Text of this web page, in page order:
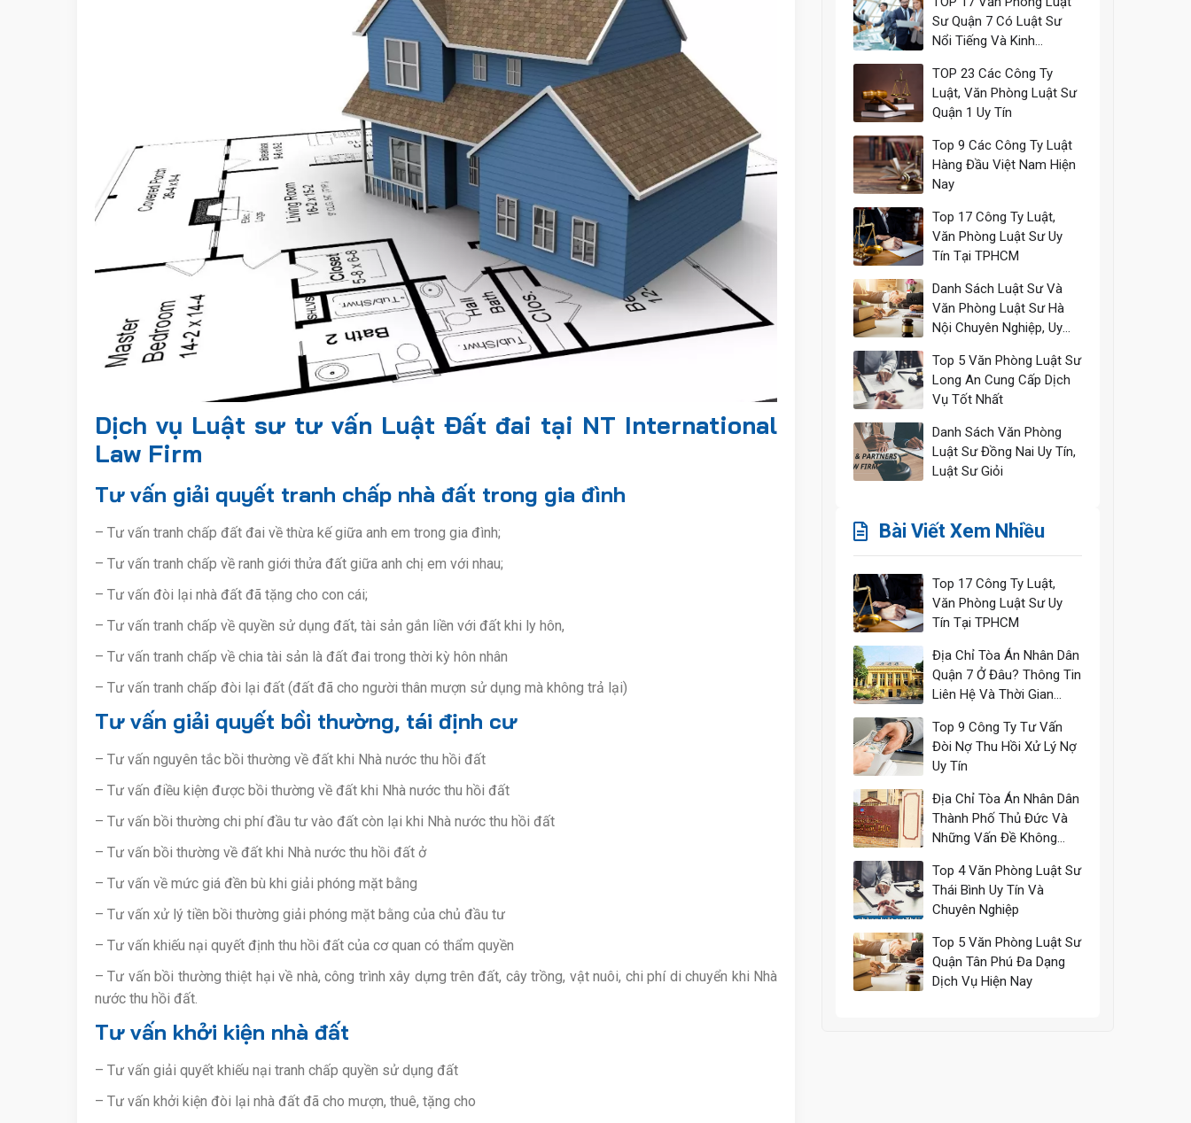
Dịch vụ Luật sư tư vấn Luật Đất đai tại NT International
Law Firm
Tư vấn giải quyết tranh chấp nhà đất trong gia đình
– Tư vấn tranh chấp đất đai về thừa kế giữa anh em trong gia đình;
– Tư vấn tranh chấp về ranh giới thửa đất giữa anh chị em với nhau;
– Tư vấn đòi lại nhà đất đã tặng cho con cái;
– Tư vấn tranh chấp về quyền sử dụng đất, tài sản gắn liền với đất khi ly hôn,
– Tư vấn tranh chấp về chia tài sản là đất đai trong thời kỳ hôn nhân
– Tư vấn tranh chấp đòi lại đất (đất đã cho người thân mượn sử dụng mà không trả lại)
Tư vấn giải quyết bồi thường, tái định cư
– Tư vấn nguyên tắc bồi thường về đất khi Nhà nước thu hồi đất
– Tư vấn điều kiện được bồi thường về đất khi Nhà nước thu hồi đất
– Tư vấn bồi thường chi phí đầu tư vào đất còn lại khi Nhà nước thu hồi đất
– Tư vấn bồi thường về đất khi Nhà nước thu hồi đất ở
– Tư vấn về mức giá đền bù khi giải phóng mặt bằng
– Tư vấn xử lý tiền bồi thường giải phóng mặt bằng của chủ đầu tư
– Tư vấn khiếu nại quyết định thu hồi đất của cơ quan có thẩm quyền
– Tư vấn bồi thường thiệt hại về nhà, công trình xây dựng trên đất, cây trồng, vật nuôi, chi phí di chuyển khi Nhà
nước thu hồi đất.
Tư vấn khởi kiện nhà đất
– Tư vấn giải quyết khiếu nại tranh chấp quyền sử dụng đất
– Tư vấn khởi kiện đòi lại nhà đất đã cho mượn, thuê, tặng cho
Sư Quận 7 Có Luật Sư
Nổi Tiếng Và Kinh
TOP 23 Các Công Ty
Luật, Văn Phòng Luật Sư
Quận 1 Uy Tín
Top 9 Các Công Ty Luật
Hàng Đầu Việt Nam Hiện
Nay
Top 17 Công Ty Luật,
Văn Phòng Luật Sư Uy
Tín Tại TPHCM
Danh Sách Luật Sư Và
Văn Phòng Luật Sư Hà
Nội Chuyên Nghiệp, Uy
Top 5 Văn Phòng Luật Sư
Long An Cung Cấp Dịch
Vụ Tốt Nhất
Danh Sách Văn Phòng
Luật Sư Đồng Nai Uy Tín,
Luật Sư Giỏi
Bài Viết Xem Nhiều
Top 17 Công Ty Luật,
Văn Phòng Luật Sư Uy
Tín Tại TPHCM
Địa Chỉ Tòa Án Nhân Dân
Quận 7 Ở Đâu? Thông Tin
Liên Hệ Và Thời Gian
Top 9 Công Ty Tư Vấn
Đòi Nợ Thu Hồi Xử Lý Nợ
Uy Tín
Địa Chỉ Tòa Án Nhân Dân
Thành Phố Thủ Đức Và
Những Vấn Đề Không
Top 4 Văn Phòng Luật Sư
Thái Bình Uy Tín Và
Chuyên Nghiệp
Top 5 Văn Phòng Luật Sư
Quận Tân Phú Đa Dạng
Dịch Vụ Hiện Nay